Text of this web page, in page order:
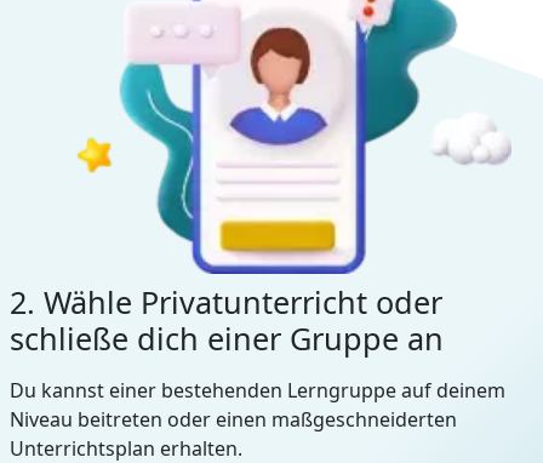
2. Wähle Privatunterricht oder
schließe dich einer Gruppe an
Du kannst einer bestehenden Lerngruppe auf deinem
Niveau beitreten oder einen maßgeschneiderten
Unterrichtsplan erhalten.